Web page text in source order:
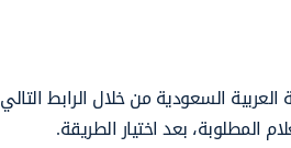
السعودية من خلال الرابط التالي
المطلوبة، بعد اختيار الطريقة.